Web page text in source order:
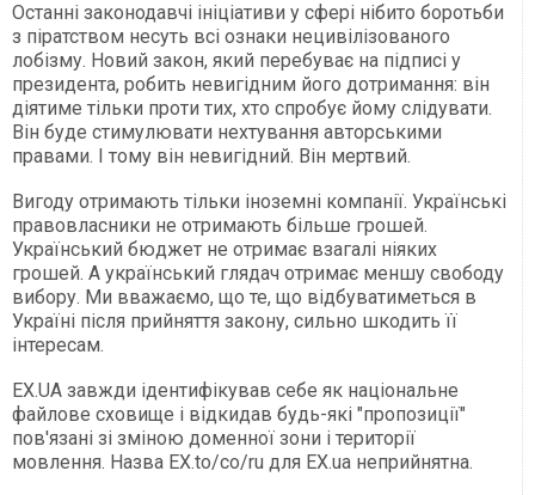
Останні законодавчі ініціативи у сфері нібито боротьби
з піратством несуть всі ознаки нецивілізованого
лобізму. Новий закон, який перебуває на підписі у
президента, робить невигідним його дотримання: він
діятиме тільки проти тих, хто спробує йому слідувати.
Він буде стимулювати нехтування авторськими
правами. І тому він невигідний. Він мертвий.
Вигоду отримають тільки іноземні компанії. Українські
правовласники не отримають більше грошей.
Український бюджет не отримає взагалі ніяких
грошей. А український глядач отримає меншу свободу
вибору. Ми вважаємо, що те, що відбуватиметься в
Україні після прийняття закону, сильно шкодить її
інтересам.
EX.UA завжди ідентифікував себе як національне
файлове сховище і відкидав будь-які "пропозиції"
пов'язані зі зміною доменної зони і території
мовлення. Назва EX.to/co/ru для EX.uа неприйнятна.